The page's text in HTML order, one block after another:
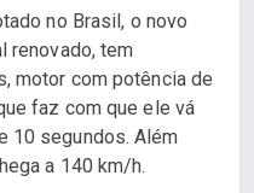
no Brasil, o novo
renovado, tem
motor com potência de
faz com que ele vá
10 segundos. Além
a 140 km/h.